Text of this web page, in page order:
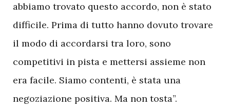
abbiamo trovato questo accordo, non è stato
difficile. Prima di tutto hanno dovuto trovare
il modo di accordarsi tra loro, sono
competitivi in pista e mettersi assieme non
era facile. Siamo contenti, è stata una
negoziazione positiva. Ma non tosta”.